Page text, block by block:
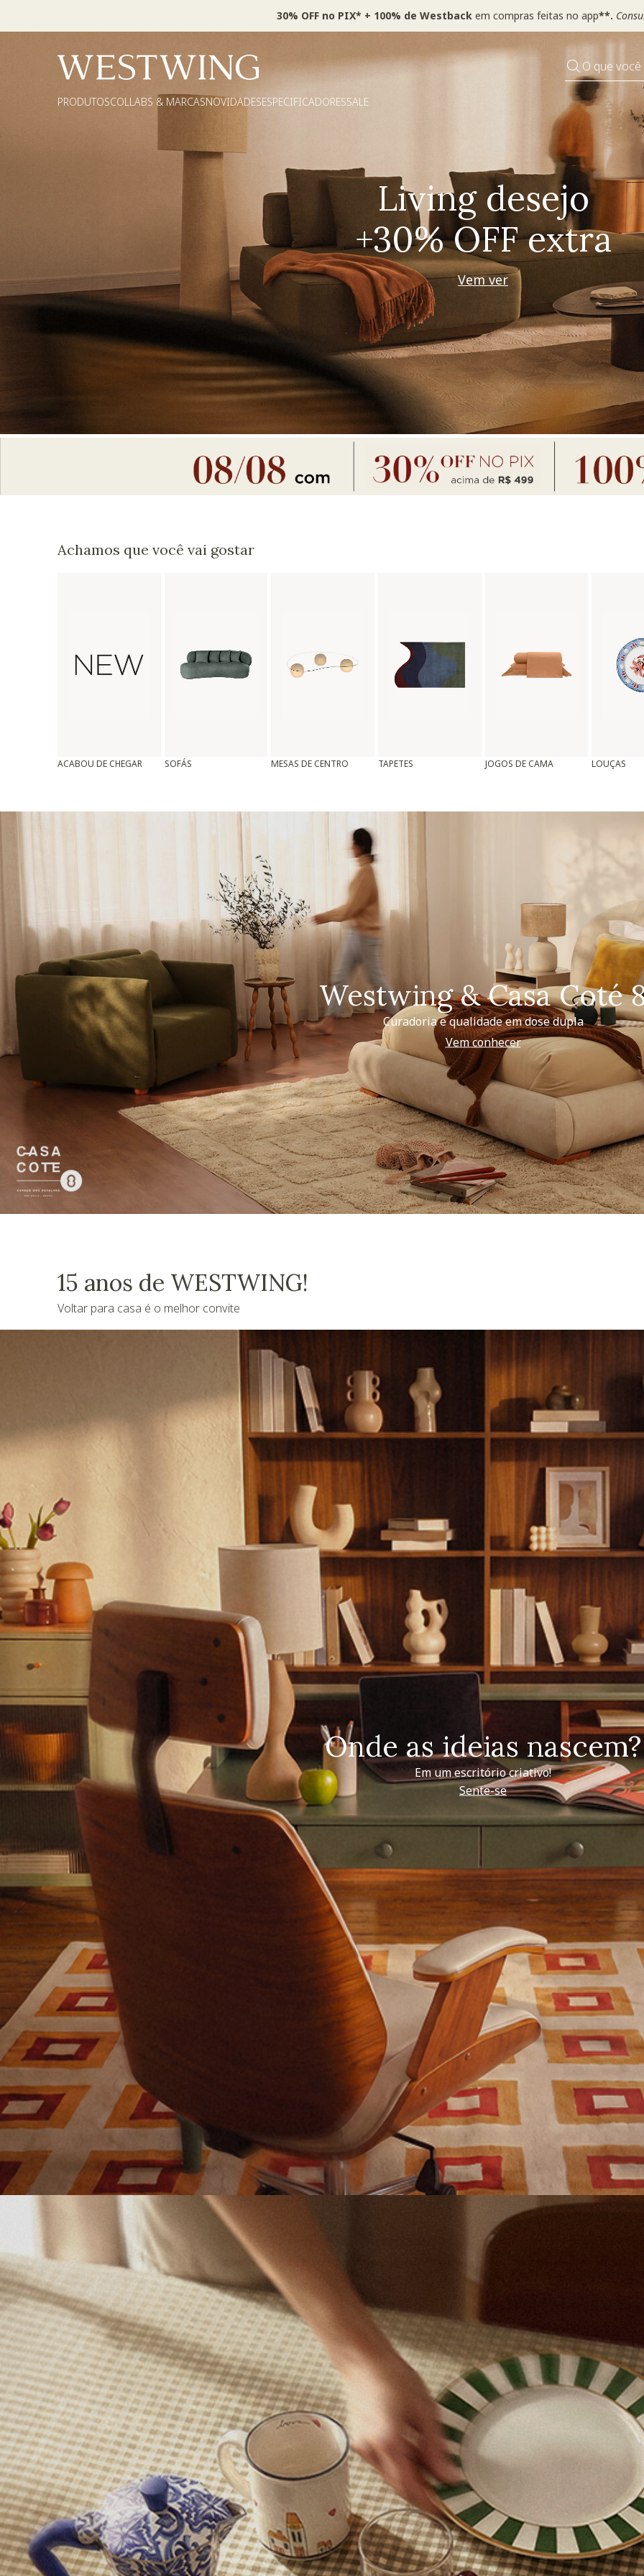
30% OFF no PIX* + 100% de Westback em compras feitas no app**.
O que
PRODUTOSCOLLABS & MARCASNOVIDADESESPECIFICADORESSALE
Pequenos rituais
Grandes mudanças
Decorar
Achamos que você vai gostar
ACABOU DE CHEGAR SOFÁS MESAS DE CENTRO TAPETES JOGOS DE CAMA LOUÇAS
Westwing & Casa Coté
Curadoria e qualidade em dose dupla
Vem conhecer
15 anos de WESTWING!
Voltar para casa é o melhor convite
Onde as ideias nascem?
Em um escritório criativo!
Sente-se